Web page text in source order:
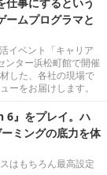
仕事にするという
ームプログラマと
イベント「キャリア
ンター浜松町館で開催
した、各社の現場で
ーをお届けします。
』をプレイ。ハ
ミングの底力を体
はもちろん最高設定